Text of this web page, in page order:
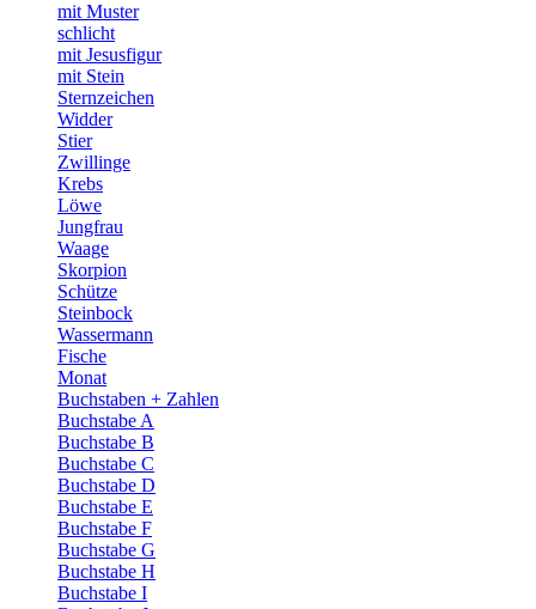
mit Muster
schlicht
mit Jesusfigur
mit Stein
Sternzeichen
Widder
Stier
Zwillinge
Krebs
Löwe
Jungfrau
Waage
Skorpion
Schütze
Steinbock
Wassermann
Fische
Monat
Buchstaben + Zahlen
Buchstabe A
Buchstabe B
Buchstabe C
Buchstabe D
Buchstabe E
Buchstabe F
Buchstabe G
Buchstabe H
Buchstabe I